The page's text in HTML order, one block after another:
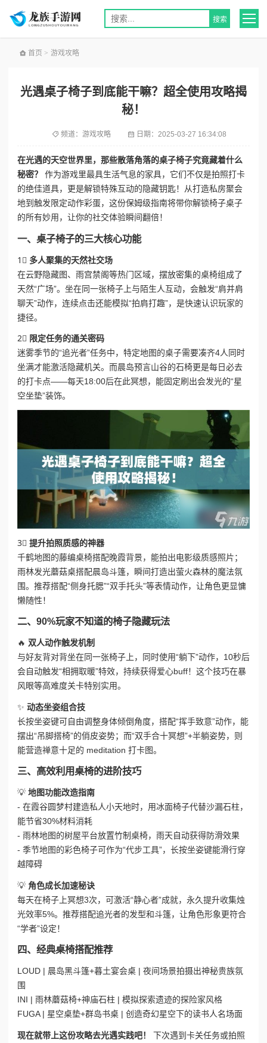
首页 > 游戏攻略
光遇桌子椅子到底能干嘛？超全使用攻略揭
秘！
频道： 游戏攻略 日期： 2025-03-27 16:34:08
在光遇的天空世界里，那些散落角落的桌子椅子究竟藏着什么
秘密？
作为游戏里最具生活气息的家具，它们不仅是拍照打卡
的绝佳道具，更是解锁特殊互动的隐藏钥匙！从打造私房聚会
地到触发限定动作彩蛋，这份保姆级指南将带你解锁椅子桌子
的所有妙用，让你的社交体验瞬间翻倍！
一、桌子椅子的三大核心功能
1⃣ 多人聚集的天然社交场
在云野隐藏图、雨宫禁阁等热门区域，摆放密集的桌椅组成了
天然“广场”。坐在同一张椅子上与陌生人互动，会触发“肩并肩
聊天”动作，连续点击还能模拟“拍肩打趣”，是快速认识玩家的
捷径。
2⃣ 限定任务的通关密码
迷雾季节的“追光者”任务中，特定地图的桌子需要凑齐4人同时
坐满才能激活隐藏机关。而晨岛预言山谷的石椅更是每日必去
的打卡点——每天18:00后在此冥想，能固定刷出会发光的“星
空坐垫”装饰。
3⃣ 提升拍照质感的神器
千鹤地图的藤编桌椅搭配晚霞背景，能拍出电影级质感照片；
雨林发光蘑菇桌搭配晨岛斗篷，瞬间打造出萤火森林的魔法氛
围。推荐搭配“侧身托腮”“双手托头”等表情动作，让角色更显慵
懒随性！
二、90%玩家不知道的椅子隐藏玩法
🔥 双人动作触发机制
与好友背对背坐在同一张椅子上，同时使用“躺下”动作，10秒后
会自动触发“相拥取暖”特效，持续获得爱心buff！这个技巧在暴
风眼等高难度关卡特别实用。
✨ 动态坐姿组合技
长按坐姿键可自由调整身体倾倒角度，搭配“挥手致意”动作，能
摆出“吊脚搭椅”的俏皮姿势；而“双手合十冥想”+半躺姿势，则
能营造禅意十足的 meditation 打卡图。
三、高效利用桌椅的进阶技巧
💡 地图功能改造指南
- 在霞谷圆梦村建造私人小天地时，用冰面椅子代替沙漏石柱，
能节省30%材料消耗
- 雨林地图的树屋平台放置竹制桌椅，雨天自动获得防滑效果
- 季节地图的彩色椅子可作为“代步工具”，长按坐姿键能滑行穿
越障碍
💡 角色成长加速秘诀
每天在椅子上冥想3次，可激活“静心者”成就，永久提升收集烛
光效率5%。推荐搭配追光者的发型和斗篷，让角色形象更符合
“学者”设定！
四、经典桌椅搭配推荐
LOUD | 晨岛黑斗篷+暮土宴会桌 | 夜间场景拍摄出神秘贵族氛
围
INI | 雨林蘑菇椅+神庙石柱 | 模拟探索遗迹的探险家风格
FUGA | 星空桌垫+群岛书桌 | 创造奇幻星空下的读书人名场面
现在就带上这份攻略去光遇实践吧！
下次遇到卡关任务或拍照